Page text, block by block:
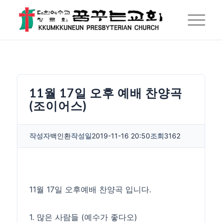
11월 17일 오후 예배 찬양곡
(조이어스)
작성자백인환작성일2019-11-16 20:50조회3162
11월 17일 오후예배 찬양곡 입니다.
1. 많은 사람들 (예수가 좋다오)